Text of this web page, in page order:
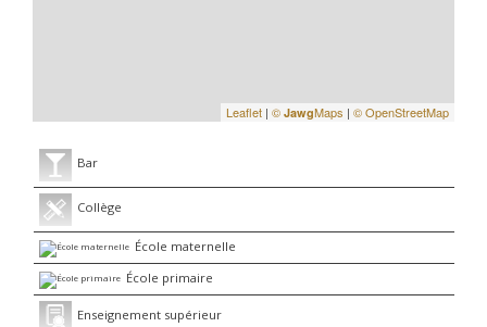
Leaflet | © JawgMaps | © OpenStreetMap
Bar
Collège
École maternelle
École primaire
Enseignement supérieur